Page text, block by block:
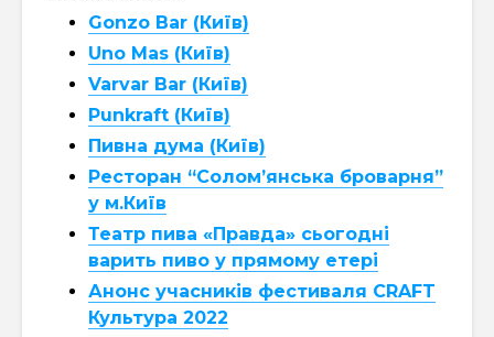
Gonzo Bar (Київ)
Uno Mas (Київ)
Varvar Bar (Київ)
Punkraft (Київ)
Пивна дума (Київ)
Ресторан “Солом’янська броварня”
у м.Київ
Театр пива «Правда» сьогодні
варить пиво у прямому етері
Анонс учасників фестиваля CRAFT
Культура 2022